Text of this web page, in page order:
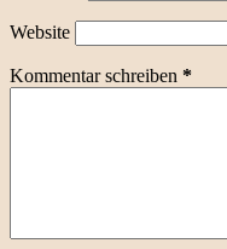
Website
Kommentar schreiben *